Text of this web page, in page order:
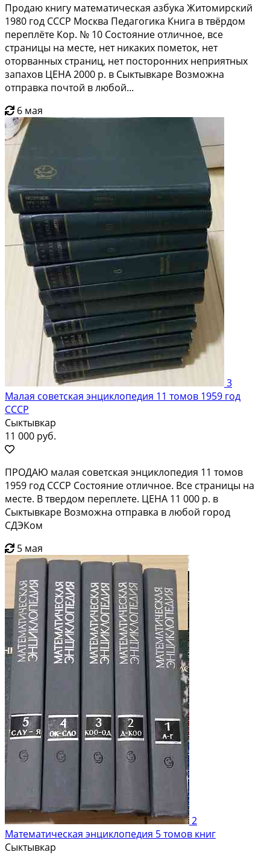
Продаю книгу математическая азбука Житомирский
1980 год СССР Москва Педагогика Книга в твёрдом
переплёте Кор. № 10 Состояние отличное, все
страницы на месте, нет никаких пометок, нет
оторванных страниц, нет посторонних неприятных
запахов ЦЕНА 2000 р. в Сыктывкаре Возможна
отправка почтой в любой...
6 мая
3
Малая советская энциклопедия 11 томов 1959 год
СССР
Сыктывкар
11 000 руб.
ПРОДАЮ малая советская энциклопедия 11 томов
1959 год СССР Состояние отличное. Все страницы на
месте. В твердом переплете. ЦЕНА 11 000 р. в
Сыктывкаре Возможна отправка в любой город
СДЭКом
5 мая
2
Математическая энциклопедия 5 томов книг
Сыктывкар